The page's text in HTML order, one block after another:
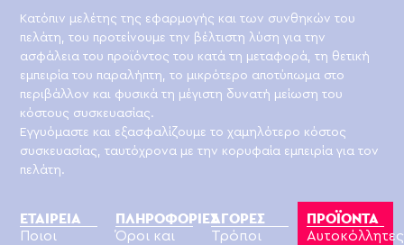
Κατόπιν μελέτης της εφαρμογής και των συνθηκών του
πελάτη, του προτείνουμε την βέλτιστη λύση για την
ασφάλεια του προϊόντος του κατά τη μεταφορά, τη θετική
εμπειρία του παραλήπτη, το μικρότερο αποτύπωμα στο
περιβάλλον και φυσικά τη μέγιστη δυνατή μείωση του
κόστους συσκευασίας.
Εγγυόμαστε και εξασφαλίζουμε το χαμηλότερο κόστος
συσκευασίας, ταυτόχρονα με την κορυφαία εμπειρία για τον
πελάτη.
ΕΤΑΙΡΕΙΑ
Ποιοι
ΠΛΗΡΟΦΟΡΙΕΣ
Όροι και
ΑΓΟΡΕΣ
Τρόποι
ΠΡΟΪΟΝΤΑ
Αυτοκόλλητες